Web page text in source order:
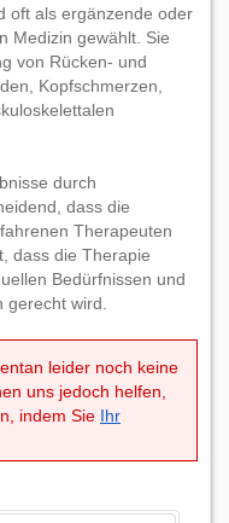
oft als ergänzende oder
Medizin gewählt. Sie
von Rücken- und
Kopfschmerzen,
durch
dass die
Therapeuten
dass die Therapie
Bedürfnissen und
wird.
leider noch keine
uns jedoch helfen,
indem Sie Ihr